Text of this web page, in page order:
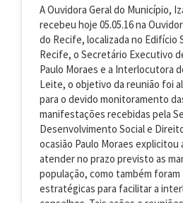
A Ouvidora Geral do Município,
recebeu hoje 05.05.16 na
do Recife, localizada no Edifício
Recife, o Secretário Executivo
Paulo Moraes e a Interlocutora
Leite, o objetivo da reunião foi
para o devido monitoramento
manifestações recebidas pela
Desenvolvimento Social e
ocasião Paulo Moraes explicitou
atender no prazo previsto as
população, como também foram
estratégicas para facilitar a